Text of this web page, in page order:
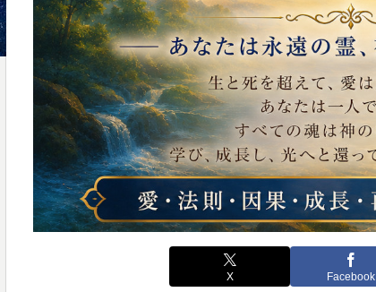
X Facebook